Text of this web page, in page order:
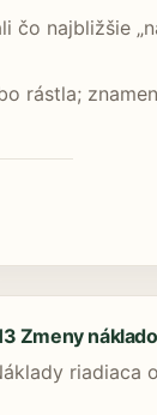
najbližšie
rástla;
Zmeny
riadiaca